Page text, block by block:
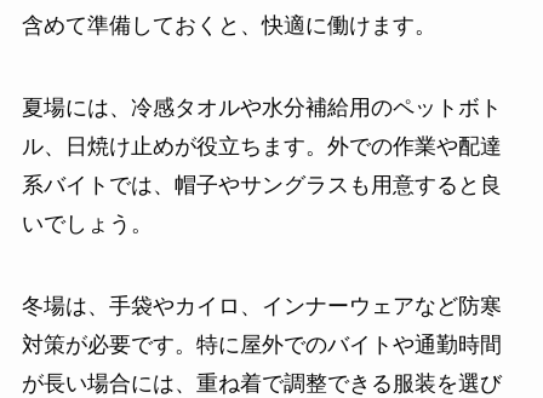
含めて準備しておくと、快適に働けます。
夏場には、冷感タオルや水分補給用のペットボト
ル、日焼け止めが役立ちます。外での作業や配達
系バイトでは、帽子やサングラスも用意すると良
いでしょう。
冬場は、手袋やカイロ、インナーウェアなど防寒
対策が必要です。特に屋外でのバイトや通勤時間
が長い場合には、重ね着で調整できる服装を選び